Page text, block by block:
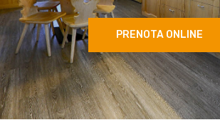
PRENOTA ONLINE